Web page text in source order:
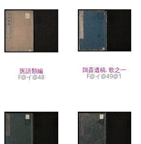
医語類編
F@イ@48
鷧斎遺稿. 歌之一
F@イ@49@1